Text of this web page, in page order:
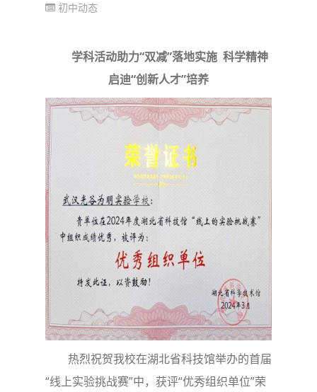
初中动态
学科活动助力“双减”落地实施 科学精神
启迪“创新人才”培养
热烈祝贺我校在湖北省科技馆举办的首届
“线上实验挑战赛”中，获评“优秀组织单位”荣